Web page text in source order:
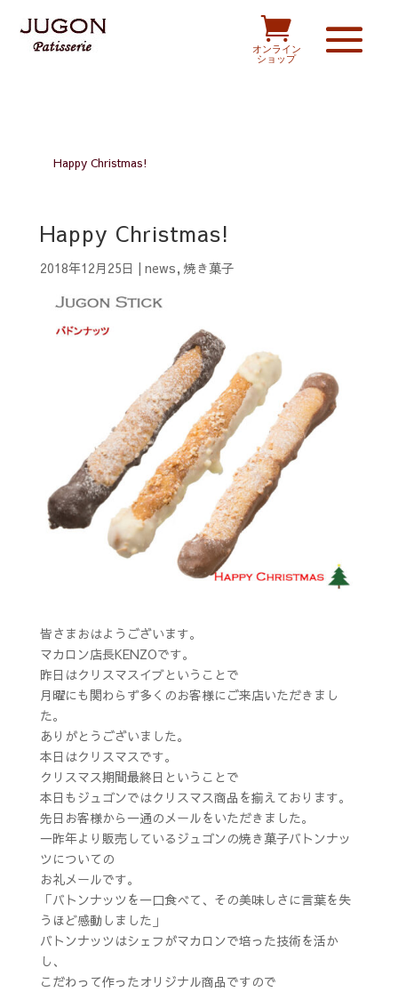

オンライン
ショップ
Happy Christmas!
Happy Christmas!
2018年12月25日 | news, 焼き菓子
皆さまおはようございます。
マカロン店長KENZOです。
昨日はクリスマスイブということで
月曜にも関わらず多くのお客様にご来店いただきまし
た。
ありがとうございました。
本日はクリスマスです。
クリスマス期間最終日ということで
本日もジュゴンではクリスマス商品を揃えております。
先日お客様から一通のメールをいただきました。
一昨年より販売しているジュゴンの焼き菓子バトンナッ
ツについての
お礼メールです。
「バトンナッツを一口食べて、その美味しさに言葉を失
うほど感動しました」
バトンナッツはシェフがマカロンで培った技術を活か
し、
こだわって作ったオリジナル商品ですので